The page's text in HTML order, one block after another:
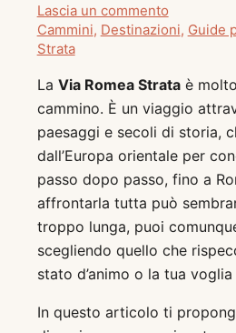
Lascia un commento
Cammini, Destinazioni, Guide
Strata
La Via Romea Strataè
cammino. È un viaggio
paesaggi e secoli di storia,
dall’Europa orientale per
passo dopo passo, fino a
affrontarla tutta può
troppo lunga, puoi
scegliendo quello che
stato d’animo o la tua
In questo articolo ti